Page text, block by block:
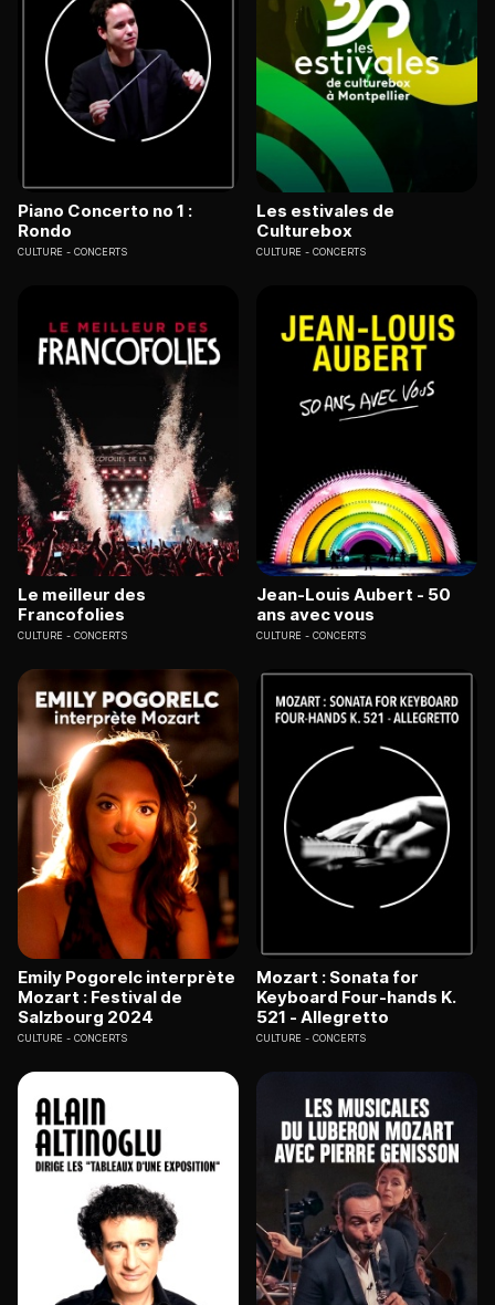
Piano Concerto no 1 :
Rondo
CULTURE CONCERTS
Les estivales de
Culturebox
CULTURE CONCERTS
Le meilleur des
Francofolies
CULTURE CONCERTS
Jean-Louis Aubert - 50
ans avec vous
CULTURE CONCERTS
Emily Pogorelc interprète
Mozart : Festival de
Salzbourg 2024
CULTURE CONCERTS
Mozart : Sonata for
Keyboard Four-hands K.
521 - Allegretto
CULTURE CONCERTS